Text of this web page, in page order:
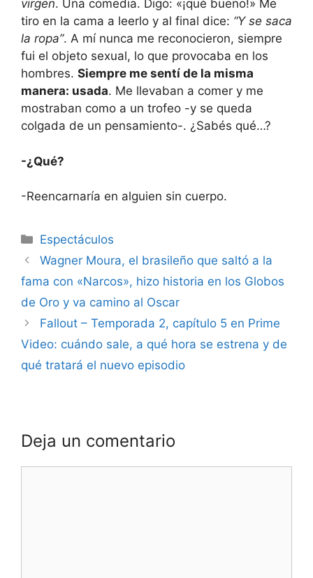
virgen. Una comedia. Digo: «¡qué bueno!» Me
tiro en la cama a leerlo y al final dice: “Y se saca
la ropa”. A mí nunca me reconocieron, siempre
fui el objeto sexual, lo que provocaba en los
hombres. Siempre me sentí de la misma
manera: usada. Me llevaban a comer y me
mostraban como a un trofeo -y se queda
colgada de un pensamiento-. ¿Sabés qué…?
-¿Qué?
-Reencarnaría en alguien sin cuerpo.
Espectáculos
Wagner Moura, el brasileño que saltó a la
fama con «Narcos», hizo historia en los Globos
de Oro y va camino al Oscar
Fallout – Temporada 2, capítulo 5 en Prime
Video: cuándo sale, a qué hora se estrena y de
qué tratará el nuevo episodio
Deja un comentario